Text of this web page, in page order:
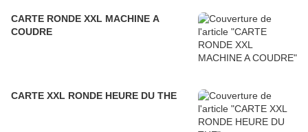
CARTE RONDE XXL MACHINE A
COUDRE
CARTE XXL RONDE HEURE DU THE